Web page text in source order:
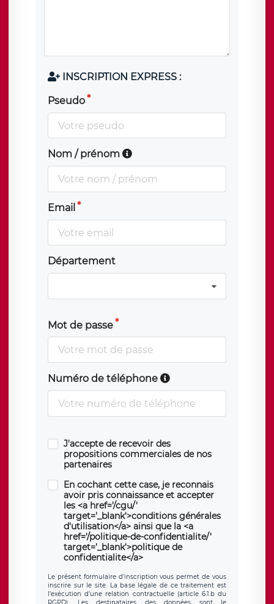
INSCRIPTION EXPRESS :
Pseudo
Nom / prénom
Email
Département
Mot de passe
Numéro de téléphone
J'accepte de recevoir des
propositions commerciales de nos
partenaires
En cochant cette case, je reconnais
avoir pris connaissance et accepter
les <a href='/cgu/'
target='_blank'>conditions générales
d'utilisation</a> ainsi que la <a
href='/politique-de-confidentialite/'
target='_blank'>politique de
confidentialite</a>
Le présent formulaire d’inscription vous permet de vous
inscrire sur le site. La base légale de ce traitement est
l’exécution d’une relation contractuelle (article 6.1.b du
RGPD). Les destinataires des données sont le